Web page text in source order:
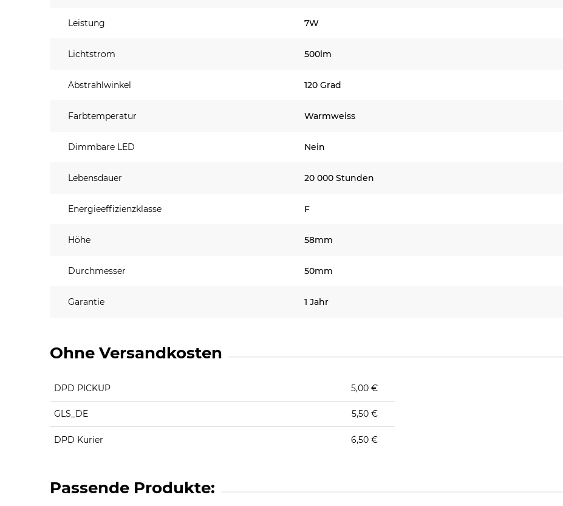
Leistung 7W
Lichtstrom 500lm
Abstrahlwinkel 120 Grad
Farbtemperatur Warmweiss
Dimmbare LED Nein
Lebensdauer 20 000 Stunden
Energieeffizienzklasse F
Höhe 58mm
Durchmesser 50mm
Garantie 1 Jahr
Ohne Versandkosten
DPD PICKUP 5,00 €
GLS_DE 5,50 €
DPD Kurier 6,50 €
Passende Produkte: